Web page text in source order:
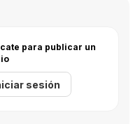
para publicar un
sesión